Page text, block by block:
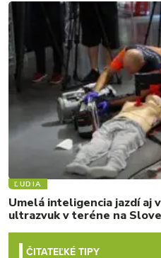
ĽUDIA
Umelá inteligencia jazdí aj
ultrazvuk v teréne na
ČITATEĽKÉ TIPY